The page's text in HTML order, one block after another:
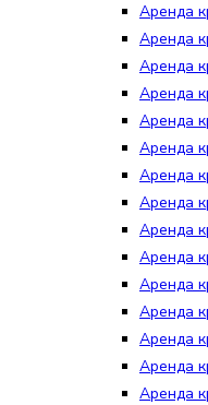
Аренда
Аренда
Аренда
Аренда
Аренда
Аренда
Аренда
Аренда
Аренда
Аренда
Аренда
Аренда
Аренда
Аренда
Аренда